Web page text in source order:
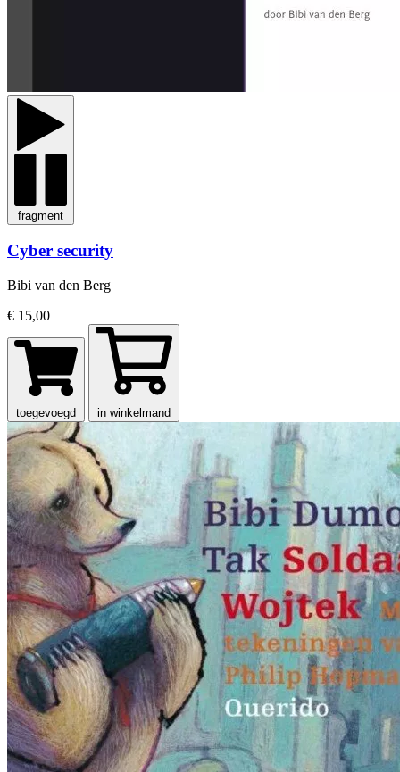
fragment
Cyber security
Bibi van den Berg
€ 15,00
toegevoegd in winkelmand